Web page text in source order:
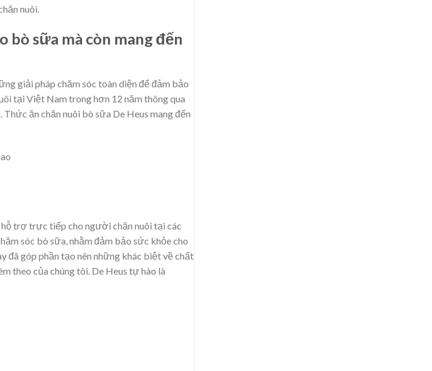
nuôi.
bò sữa mà còn mang đến
giải pháp chăm sóc toàn diện để đảm bảo
tại Việt Nam trong hơn 12 năm thông qua
ăn chăn nuôi bò sữa De Heus mang đến
hỗ trợ trực tiếp cho người chăn nuôi tại các
sóc bò sữa, nhằm đảm bảo sức khỏe cho
đã góp phần tạo nên những khác biệt về chất
theo của chúng tôi. De Heus tự hào là